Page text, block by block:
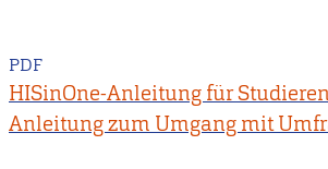
PDF
HISinOne-Anleitung für
Anleitung zum Umgang mit